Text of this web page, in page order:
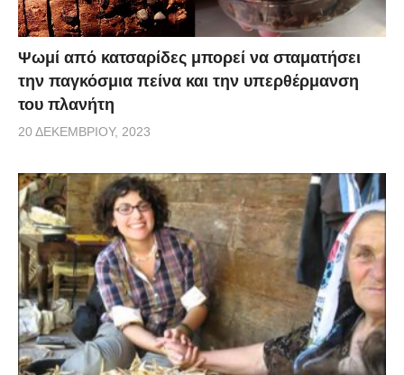
Ψωμί από κατσαρίδες μπορεί να σταματήσει
την παγκόσμια πείνα και την υπερθέρμανση
του πλανήτη
20 ΔΕΚΕΜΒΡΊΟΥ, 2023